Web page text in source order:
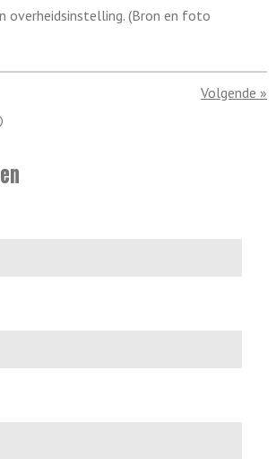
overheidsinstelling. (Bron en foto
Volgende »